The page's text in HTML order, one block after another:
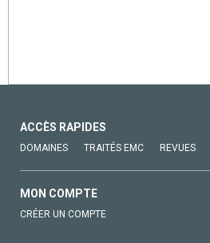
ACCÈS RAPIDES
DOMAINES TRAITÉS EMC REVUES
MON COMPTE
CRÉER UN COMPTE